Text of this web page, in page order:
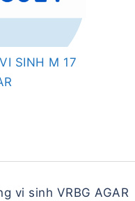
SINH M 17
vi sinh VRBG AGAR